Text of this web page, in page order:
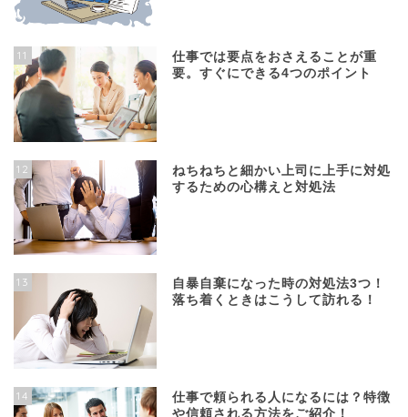
11
仕事では要点をおさえることが重
要。すぐにできる4つのポイント
12
ねちねちと細かい上司に上手に対処
するための心構えと対処法
13
自暴自棄になった時の対処法3つ！
落ち着くときはこうして訪れる！
14
仕事で頼られる人になるには？特徴
や信頼される方法をご紹介！